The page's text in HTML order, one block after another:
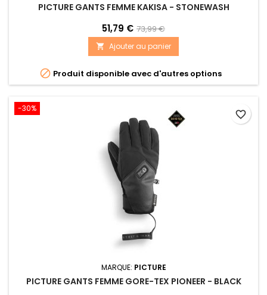
PICTURE GANTS FEMME KAKISA - STONEWASH
51,79 € 73,99 €
 Ajouter au panier
 Produit disponible avec d'autres options
-30%
MARQUE: PICTURE
PICTURE GANTS FEMME GORE-TEX PIONEER - BLACK
favorite_border